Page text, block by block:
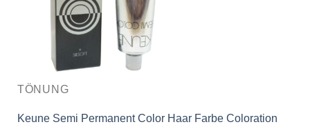
TÖNUNG
Keune Semi Permanent Color Haar Farbe Coloration